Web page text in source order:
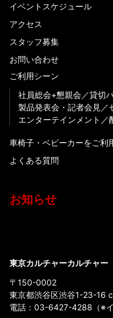
イベントスケジュール
アクセス
スタッフ募集
お問い合わせ
ご利用シーン
社員総会+懇親会
貸切
製品発表会・記者会見
エンターテインメント
車椅子・ベビーカーをご利
よくある質問
お知らせ
東京カルチャーカルチャー
〒150-0002
東京都渋谷区渋谷1-23-16
電話： 03-6427-4288 （※